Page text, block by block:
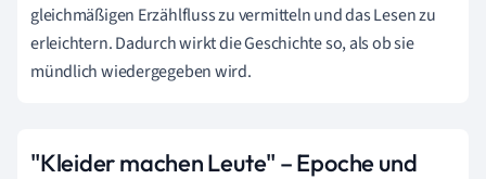
gleichmäßigen Erzählfluss zu vermitteln und das Lesen zu
erleichtern. Dadurch wirkt die Geschichte so, als ob sie
mündlich wiedergegeben wird.
"Kleider machen Leute" – Epoche und